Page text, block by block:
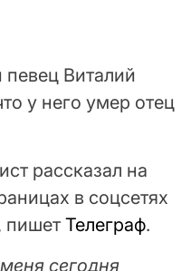
Виталий
у него умер отец
рассказал на
в соцсетях
пишет Телеграф.
сегодня